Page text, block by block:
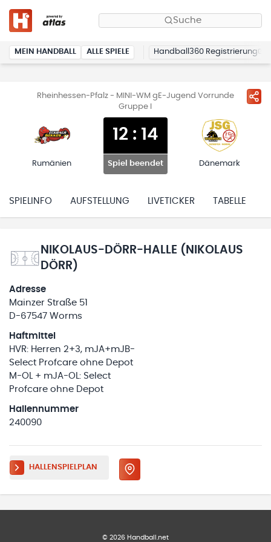
Suche
MEIN HANDBALL ALLE SPIELE Handball360 Registrierung
Rheinhessen-Pfalz - MINI-WM gE-Jugend Vorrunde
Gruppe I
Rumänien
12 : 14
Spiel beendet Dänemark
SPIELINFO AUFSTELLUNG LIVETICKER TABELLE
NIKOLAUS-DÖRR-HALLE (NIKOLAUS
DÖRR)
Adresse
Mainzer Straße 51
D-67547 Worms
Haftmittel
HVR: Herren 2+3, mJA+mJB-
Select Profcare ohne Depot
M-OL + mJA-OL: Select
Profcare ohne Depot
Hallennummer
240090
HALLENSPIELPLAN
© 2026 Handball.net